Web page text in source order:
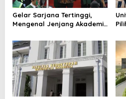
Gelar Sarjana Tertinggi,
Mengenal Jenjang Akademik